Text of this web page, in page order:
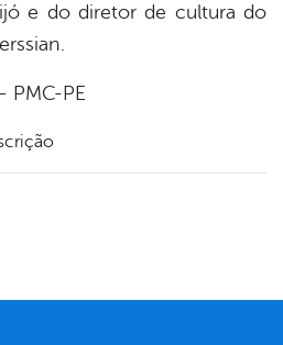
e do diretor de cultura do
PMC-PE